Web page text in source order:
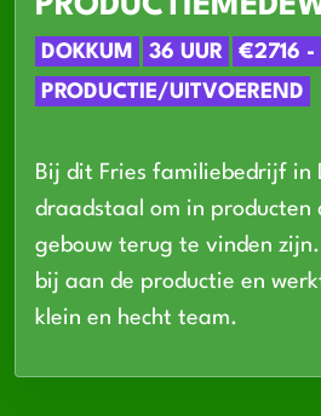
DOKKUM 36 UUR
€2716 -
PRODUCTIE/UITVOEREND
Bij dit Fries familiebedrijf in
draadstaal om in producten
gebouw terug te vinden
bij aan de productie en
klein en hecht team.